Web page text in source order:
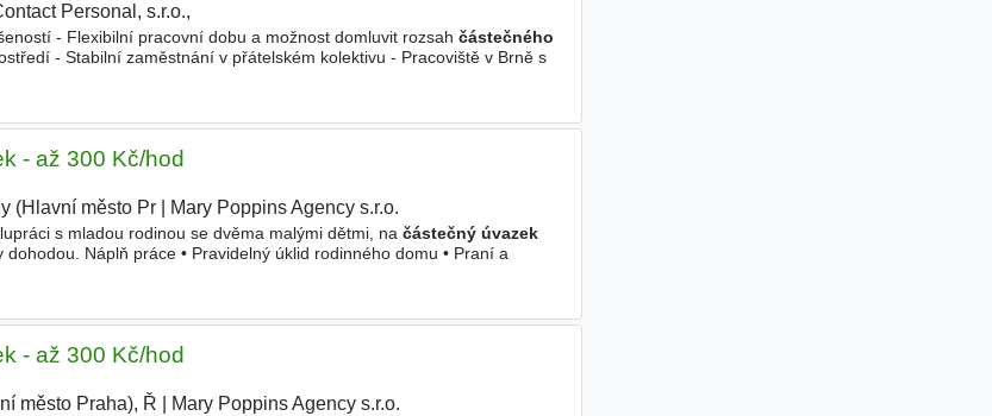
Personal, s.r.o.,
- Flexibilní pracovní dobu a možnost domluvit rozsah částečného
- Stabilní zaměstnání v přátelském kolektivu - Pracoviště v Brně s
- až 300 Kč/hod
(Hlavní město Pr| Mary Poppins Agency s.r.o.
s mladou rodinou se dvěma malými dětmi, na částečný úvazek
Náplň práce • Pravidelný úklid rodinného domu • Praní a
- až 300 Kč/hod
město Praha), Ř Mary Poppins Agency s.r.o.